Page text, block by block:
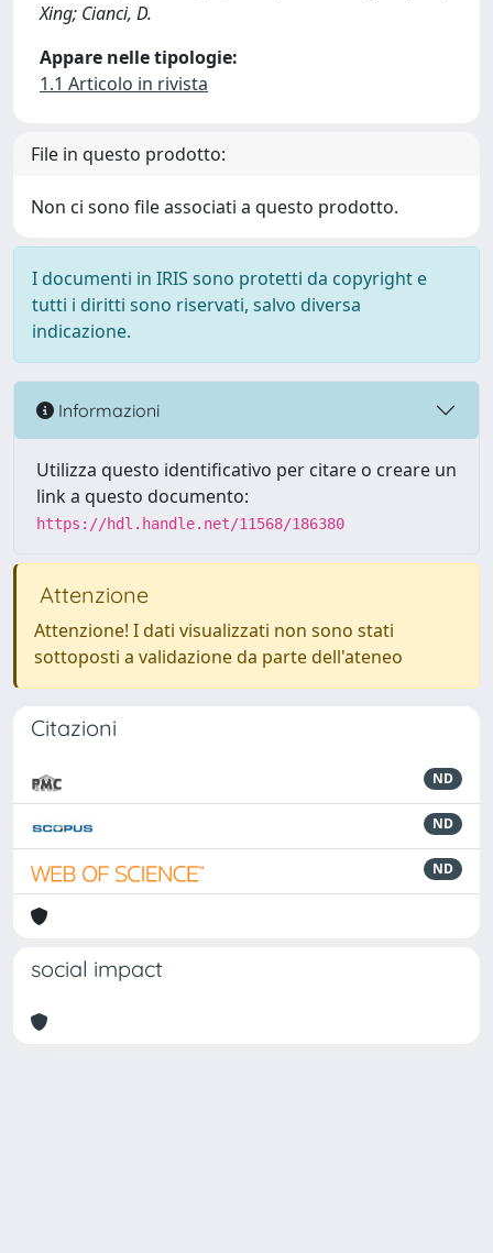
Xing; Cianci, D.
Appare nelle tipologie:
1.1 Articolo in rivista
File in questo prodotto:
Non ci sono file associati a questo prodotto.
I documenti in IRIS sono protetti da copyright e
tutti i diritti sono riservati, salvo diversa
indicazione.
Informazioni
Utilizza questo identificativo per citare o creare un
link a questo documento:
https://hdl.handle.net/11568/186380
Attenzione
Attenzione! I dati visualizzati non sono stati
sottoposti a validazione da parte dell'ateneo
Citazioni
ND
ND
ND
social impact